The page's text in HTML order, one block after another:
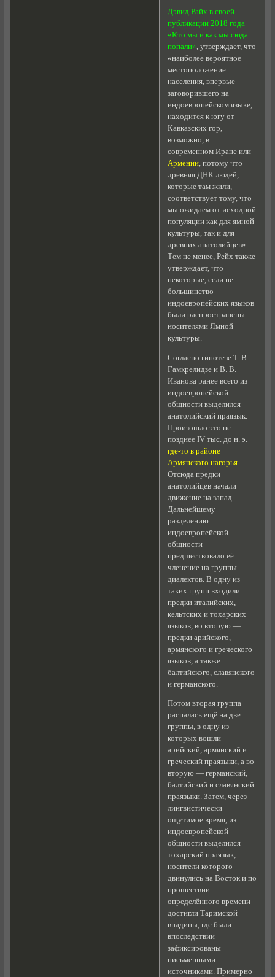
Дэвид Райх в своей
публикации 2018 года
«Кто мы и как мы сюда
попали», утверждает, что
«наиболее вероятное
местоположение
населения, впервые
заговорившего на
индоевропейском языке,
находится к югу от
Кавказских гор,
возможно, в
современном Иране или
Армении, потому что
древняя ДНК людей,
которые там жили,
соответствует тому, что
мы ожидаем от исходной
популяции как для ямной
культуры, так и для
древних анатолийцев».
Тем не менее, Рейх также
утверждает, что
некоторые, если не
большинство
индоевропейских языков
были распространены
носителями Ямной
культуры.
Согласно гипотезе Т. В.
Гамкрелидзе и В. В.
Иванова ранее всего из
индоевропейской
общности выделился
анатолийский праязык.
Произошло это не
позднее IV тыс. до н. э.
где-то в районе
Армянского нагорья.
Отсюда предки
анатолийцев начали
движение на запад.
Дальнейшему
разделению
индоевропейской
общности
предшествовало её
членение на группы
диалектов. В одну из
таких групп входили
предки италийских,
кельтских и тохарских
языков, во вторую —
предки арийского,
армянского и греческого
языков, а также
балтийского, славянского
и германского.
Потом вторая группа
распалась ещё на две
группы, в одну из
которых вошли
арийский, армянский и
греческий праязыки, а во
вторую — германский,
балтийский и славянский
праязыки. Затем, через
лингвистически
ощутимое время, из
индоевропейской
общности выделился
тохарский праязык,
носители которого
двинулись на Восток и по
прошествии
определённого времени
достигли Таримской
впадины, где были
впоследствии
зафиксированы
письменными
источниками. Примерно